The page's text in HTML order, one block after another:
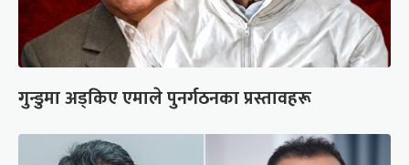
गुन्डुमा अड्किए एमाले पुनर्गठनका प्रस्तावहरू